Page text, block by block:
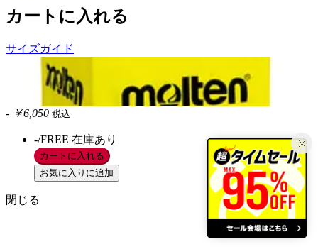
カートに入れる
サイズガイド
- ￥6,050 税込
-/FREE 在庫あり
カートに入れる
お気に入りに追加
閉じる